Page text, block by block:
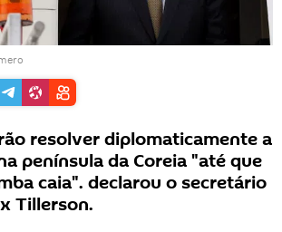
resolver diplomaticamente a
península da Coreia "até que
caia". declarou o secretário
Tillerson.